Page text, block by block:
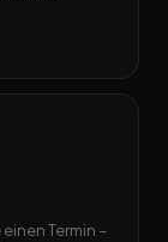
Termin –